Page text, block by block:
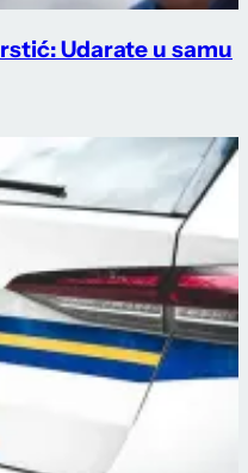
Udarate u samu